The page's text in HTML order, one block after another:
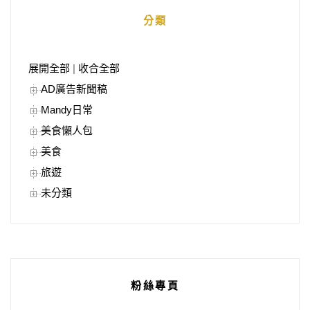
分類
展開全部
收合全部
AD廣告新聞稿
Mandy日常
美食懶人包
美食
旅遊
未分類
粉絲專頁